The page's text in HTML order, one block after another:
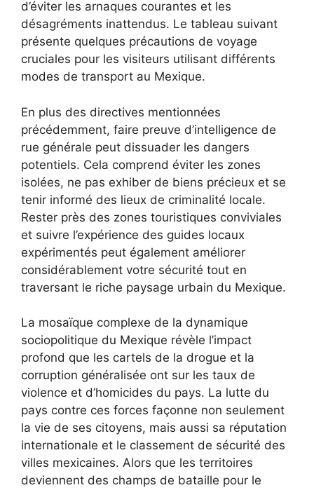
d’éviter les arnaques courantes et les
désagréments inattendus. Le tableau suivant
présente quelques précautions de voyage
cruciales pour les visiteurs utilisant différents
modes de transport au Mexique.
En plus des directives mentionnées
précédemment, faire preuve d’intelligence de
rue générale peut dissuader les dangers
potentiels. Cela comprend éviter les zones
isolées, ne pas exhiber de biens précieux et se
tenir informé des lieux de criminalité locale.
Rester près des zones touristiques conviviales
et suivre l’expérience des guides locaux
expérimentés peut également améliorer
considérablement votre sécurité tout en
traversant le riche paysage urbain du Mexique.
La mosaïque complexe de la dynamique
sociopolitique du Mexique révèle l’impact
profond que les cartels de la drogue et la
corruption généralisée ont sur les taux de
violence et d’homicides du pays. La lutte du
pays contre ces forces façonne non seulement
la vie de ses citoyens, mais aussi sa réputation
internationale et le classement de sécurité des
villes mexicaines. Alors que les territoires
deviennent des champs de bataille pour le